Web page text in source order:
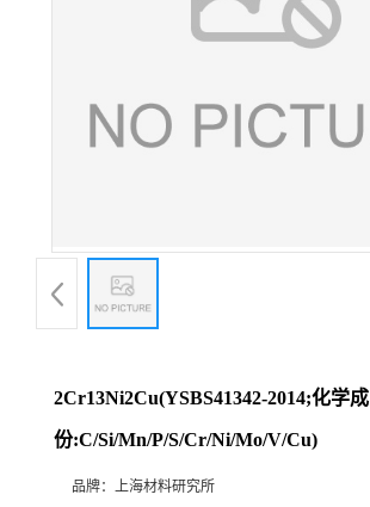
2Cr13Ni2Cu(YSBS41342-2014;化学成
份:C/Si/Mn/P/S/Cr/Ni/Mo/V/Cu)
品牌： 上海材料研究所